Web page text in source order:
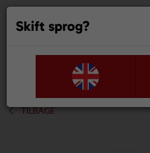
TILBAGE
Skift sprog?